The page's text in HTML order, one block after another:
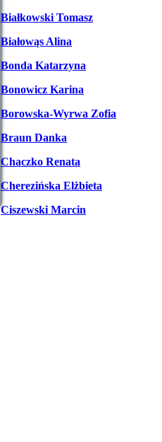
Białkowski Tomasz
Białowąs Alina
Bonda Katarzyna
Bonowicz Karina
Borowska-Wyrwa Zofia
Braun Danka
Chaczko Renata
Cherezińska Elżbieta
Ciszewski Marcin